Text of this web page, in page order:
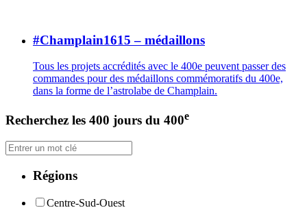
#Champlain1615 – médaillons
Tous les projets accrédités avec le 400e peuvent passer des
commandes pour des médaillons commémoratifs du 400e,
dans la forme de l’astrolabe de Champlain.
Recherchez les 400 jours du 400e
Régions
Centre-Sud-Ouest